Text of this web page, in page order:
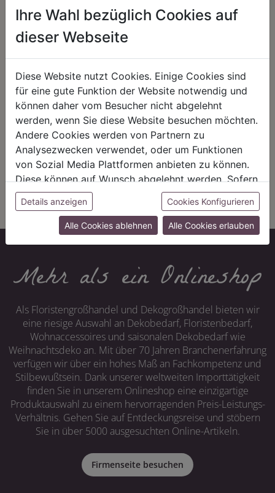
positive Energie schöpfen.
Geschäftsbeziehungen.
REGIONALITÄT
Mit unserer eigenen
Pflanzenproduktion setzen wir auf
unsere Region. Kurze Wege und
eine starke Wirtschaft in Bayern
sind uns wichtig – auch im Handel
arbeiten wir mit regionalen oder
europäischen Manufakturen
zusammen.
NACHHALTIGKEIT
Energiewende hat bei uns Tradition.
Seit 1972 vertrauen wir auf
alternative Energiequellen wie
Solarenergie und Biogas. Statt der
chemischen Keule kommen bei uns
Nützlinge zum Einsatz – wie in der
Natur.
Mehr als ein Onlineshop
Als Floristengroßhandel und Dekogroßhandel bieten wir
eine riesige Auswahl an Dekobedarf, Floristenbedarf,
Wohnaccessoires und saisonalen Dekobedarf wie
Weihnachtsdeko an. Mit über 70 Jahren Branchenerfahrung
verfügen wir über ein hohes Maß an Fachkompetenz und
Stilbewußtsein. Dank unserer weltweiten Importtätigkeit
finden Sie in unserem Onlineshop eine einzigartige
Produktauswahl zu einem hervorragenden Preis-Leistungs-
Verhältnis. Gehen Sie auf Entdeckungsreise und stöbern
Sie in über 5000 ausgesuchten Online-Artikeln.
Firmenseite besuchen
Ihre Wahl bezüglich Cookies auf
dieser Webseite
Diese Website nutzt Cookies. Einige Cookies sind
für eine gute Funktion der Website notwendig und
können daher vom Besucher nicht abgelehnt
werden, wenn Sie diese Website besuchen möchten.
Andere Cookies werden von Partnern zu
Analysezwecken verwendet, oder um Funktionen
von Sozial Media Plattformen anbieten zu können.
Diese können auf Wunsch abgelehnt werden. Sofern
sie unsere Webseite weiter nutzen, geben Sie
Einwilligung zu unseren Cookies.
Details anzeigen Cookies Konfigurieren
Alle Cookies ablehnen Alle Cookies erlauben